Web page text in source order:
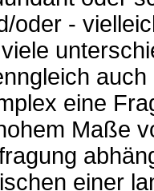
oder -
eine
Maße
einer